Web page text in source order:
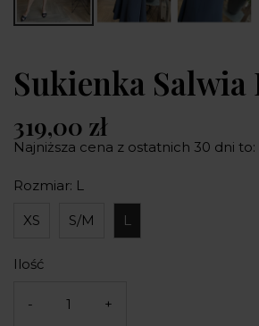
Sukienka Salwia
319,00 zł
Najniższa cena z ostatnich 30 dni to:
Rozmiar: L
XS S/M L
Ilość
- +